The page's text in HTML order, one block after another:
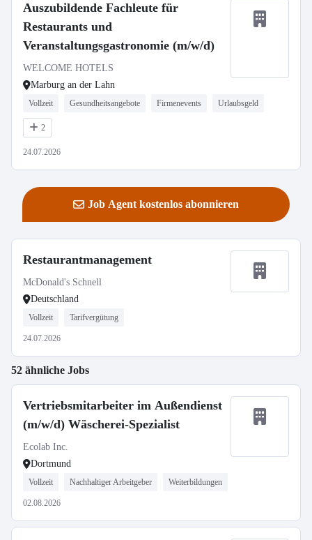
Auszubildende Fachleute für
Restaurants und
Veranstaltungsgastronomie (m/w/d)
WELCOME HOTELS
Marburg an der Lahn
Vollzeit Gesundheitsangebote Firmenevents Urlaubsgeld
2
24.07.2026
Job Agent kostenlos abonnieren
Restaurantmanagement
McDonald's Schnell
Deutschland
Vollzeit Tarifvergütung
24.07.2026
52 ähnliche Jobs
Vertriebsmitarbeiter im Außendienst
(m/w/d) Wäscherei-Spezialist
Ecolab Inc.
Dortmund
Vollzeit Nachhaltiger Arbeitgeber Weiterbildungen
02.08.2026